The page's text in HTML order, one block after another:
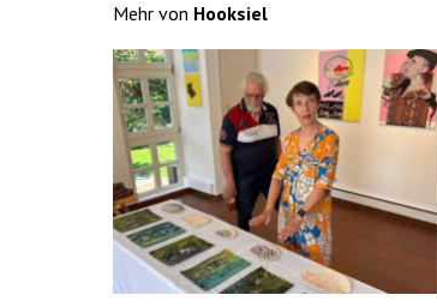
Mehr von Hooksiel